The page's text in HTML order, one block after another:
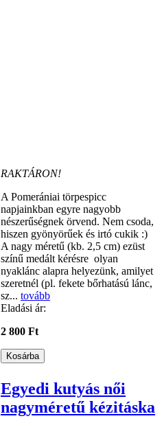
RAKTÁRON!
A Pomerániai törpespicc
napjainkban egyre nagyobb
nészerűségnek örvend. Nem csoda,
hiszen gyönyörűek és irtó cukik :)
A nagy méretű (kb. 2,5 cm) ezüst
színű medált kérésre olyan
nyaklánc alapra helyezünk, amilyet
szeretnél (pl. fekete bőrhatású lánc,
sz... tovább
Eladási ár:
2 800 Ft
Egyedi kutyás női
nagyméretű kézitáska